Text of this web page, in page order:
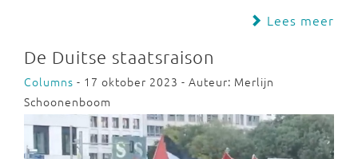
Lees meer
De Duitse staatsraison
Columns - 17 oktober 2023 - Auteur: Merlijn
Schoonenboom